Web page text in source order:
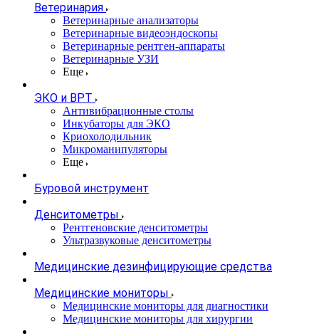
Ветеринария
Ветеринарные анализаторы
Ветеринарные видеоэндоскопы
Ветеринарные рентген-аппараты
Ветеринарные УЗИ
Еще
ЭКО и ВРТ
Антивибрационные столы
Инкубаторы для ЭКО
Криохолодильник
Микроманипуляторы
Еще
Буровой инструмент
Денситометры
Рентгеновские денситометры
Ультразвуковые денситометры
Медицинские дезинфицирующие средства
Медицинские мониторы
Медицинские мониторы для диагностики
Медицинские мониторы для хирургии